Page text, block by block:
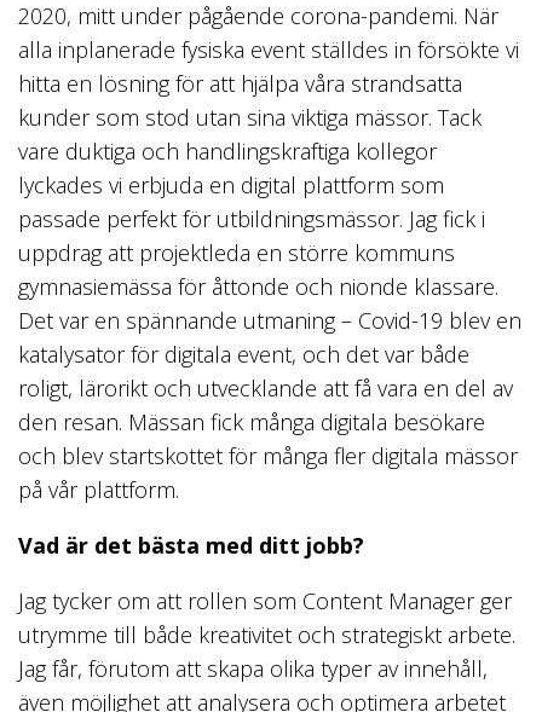
2020, mitt under pågående corona-pandemi. När
alla inplanerade fysiska event ställdes in försökte vi
hitta en lösning för att hjälpa våra strandsatta
kunder som stod utan sina viktiga mässor. Tack
vare duktiga och handlingskraftiga kollegor
lyckades vi erbjuda en digital plattform som
passade perfekt för utbildningsmässor. Jag fick i
uppdrag att projektleda en större kommuns
gymnasiemässa för åttonde och nionde klassare.
Det var en spännande utmaning – Covid-19 blev en
katalysator för digitala event, och det var både
roligt, lärorikt och utvecklande att få vara en del av
den resan. Mässan fick många digitala besökare
och blev startskottet för många fler digitala mässor
på vår plattform.
Vad är det bästa med ditt jobb?
Jag tycker om att rollen som Content Manager ger
utrymme till både kreativitet och strategiskt arbete.
Jag får, förutom att skapa olika typer av innehåll,
även möjlighet att analysera och optimera arbetet